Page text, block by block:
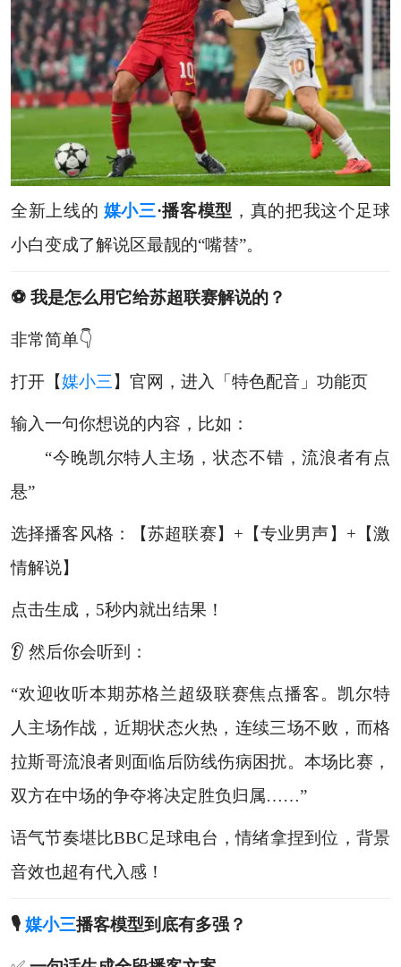
全新上线的 媒小三·播客模型 ，真的把我这个足球
小白变成了解说区最靓的“嘴替”。
⚽ 我是怎么用它给苏超联赛解说的？
非常简单👇
打开【媒小三】官网，进入「特色配音」功能页
输入一句你想说的内容，比如：
“今晚凯尔特人主场，状态不错，流浪者有点
悬”
选择播客风格：【苏超联赛】+【专业男声】+【激
情解说】
点击生成，5秒内就出结果！
👂 然后你会听到：
“欢迎收听本期苏格兰超级联赛焦点播客。凯尔特
人主场作战，近期状态火热，连续三场不败，而格
拉斯哥流浪者则面临后防线伤病困扰。本场比赛，
双方在中场的争夺将决定胜负归属……”
语气节奏堪比BBC足球电台，情绪拿捏到位，背景
音效也超有代入感！
🎙️ 媒小三播客模型到底有多强？